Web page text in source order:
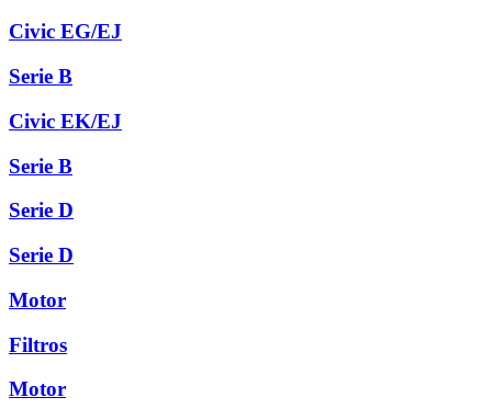
Civic EG/EJ
Serie B
Civic EK/EJ
Serie B
Serie D
Serie D
Motor
Filtros
Motor